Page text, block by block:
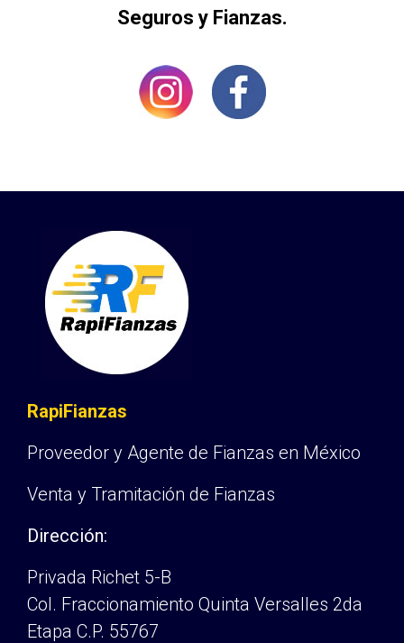
Seguros y Fianzas.
RapiFianzas
Proveedor y Agente de Fianzas en México
Venta y Tramitación de Fianzas
Dirección:
Privada Richet 5-B
Col. Fraccionamiento Quinta Versalles 2da
Etapa C.P. 55767